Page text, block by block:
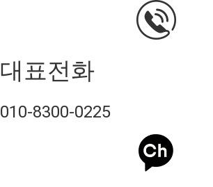
대표전화
010-8300-0225